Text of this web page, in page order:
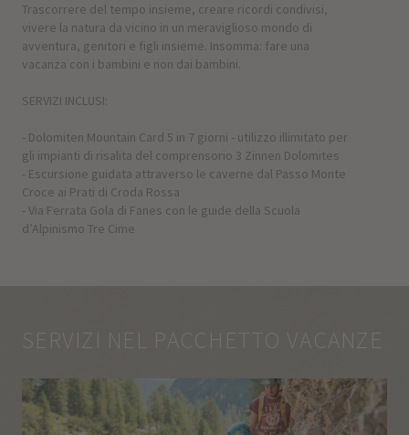
Trascorrere del tempo insieme, creare ricordi condivisi,
vivere la natura da vicino in un meraviglioso mondo di
avventura, genitori e figli insieme. Insomma: fare una
vacanza con i bambini e non dai bambini.
SERVIZI INCLUSI:
- Dolomiten Mountain Card 5 in 7 giorni - utilizzo illimitato per
gli impianti di risalita del comprensorio 3 Zinnen Dolomites
- Escursione guidata attraverso le caverne dal Passo Monte
Croce ai Prati di Croda Rossa
- Via Ferrata Gola di Fanes con le guide della Scuola
d’Alpinismo Tre Cime
SERVIZI NEL PACCHETTO VACANZE